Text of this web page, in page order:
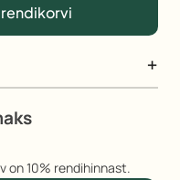
on 10% rendihinnast.